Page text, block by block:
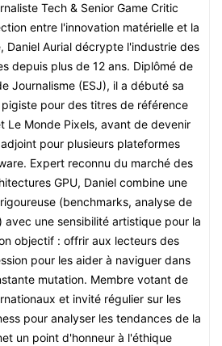
Tech & Senior Game Critic
entre l'innovation matérielle et la
Daniel Aurial décrypte l'industrie des
depuis plus de 12 ans. Diplômé de
Journalisme (ESJ), il a débuté sa
pour des titres de référence
Le Monde Pixels, avant de devenir
pour plusieurs plateformes
Expert reconnu du marché des
GPU, Daniel combine une
(benchmarks, analyse de
une sensibilité artistique pour la
objectif : offrir aux lecteurs des
pour les aider à naviguer dans
mutation. Membre votant de
et invité régulier sur les
pour analyser les tendances de la
un point d'honneur à l'éthique